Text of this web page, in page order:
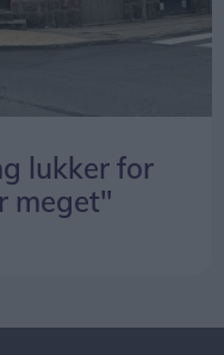
lukker for
meget"